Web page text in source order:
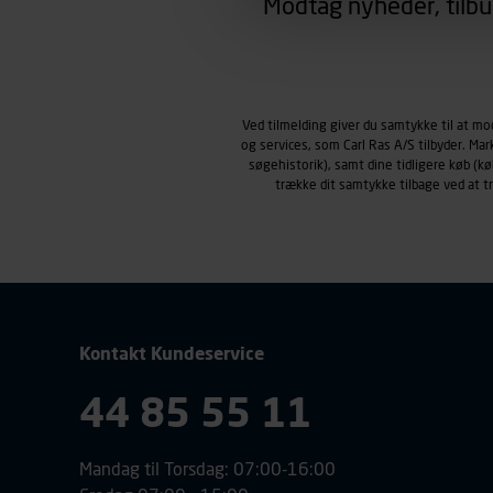
region, du befinder dig i.
klikkes på, sider/indhold der
smartphone mv.) samt de
Vi henviser endvidere til
Modtag nyheder,
Ved tilmelding giver du samtykke til at
og services, som Carl Ras A/S tilbyder.
søgehistorik), samt dine tidligere køb
trække dit samtykke tilbage ved at
Kontakt Kundeservice
44 85 55 11
Mandag til Torsdag: 07:00-16:00